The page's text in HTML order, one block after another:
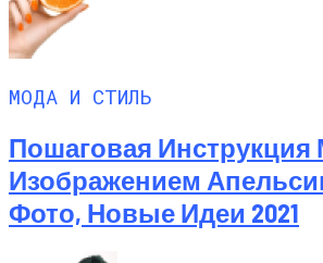
МОДА И СТИЛЬ
Пошаговая
Изображением
Фото, Новые Идеи 2021